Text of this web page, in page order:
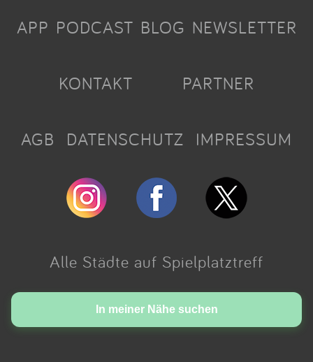
In meiner Nähe suchen
APP PODCAST BLOG NEWSLETTER
KONTAKT PARTNER
AGB DATENSCHUTZ IMPRESSUM
Alle Städte auf Spielplatztreff
Made with love in Cologne.